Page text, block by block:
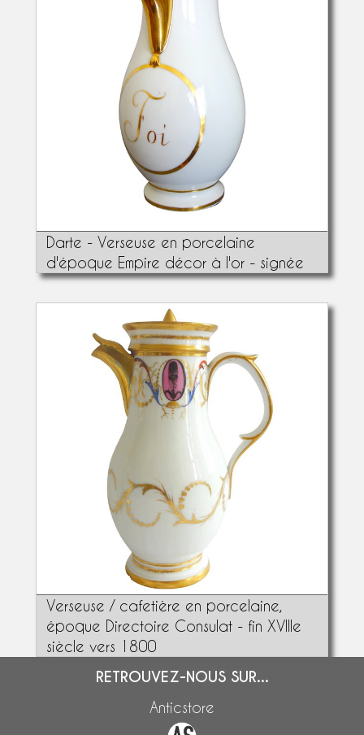
Darte - Verseuse en porcelaine
d'époque Empire décor à l'or - signée
Verseuse / cafetière en porcelaine,
époque Directoire Consulat - fin XVIIIe
siècle vers 1800
RETROUVEZ-NOUS SUR...
Anticstore